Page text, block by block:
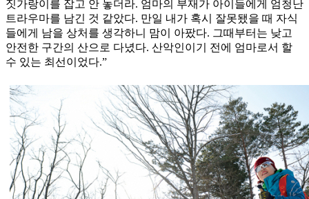
짓가랑이를 잡고 안 놓더라. 엄마의 부재가 아이들에게 엄청난
트라우마를 남긴 것 같았다. 만일 내가 혹시 잘못됐을 때 자식
들에게 남을 상처를 생각하니 맘이 아팠다. 그때부터는 낮고
안전한 구간의 산으로 다녔다. 산악인이기 전에 엄마로서 할
수 있는 최선이었다.”